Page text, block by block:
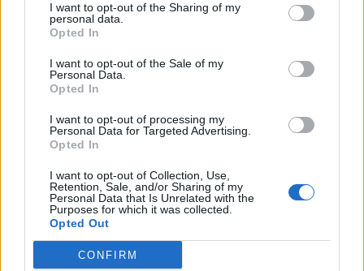
I want to opt-out of the Sharing of my
personal data.
Opted In
I want to opt-out of the Sale of my
Personal Data.
Opted In
I want to opt-out of processing my
Personal Data for Targeted Advertising.
Opted In
I want to opt-out of Collection, Use,
Retention, Sale, and/or Sharing of my
Personal Data that Is Unrelated with the
Purposes for which it was collected.
Opted Out
CONFIRM
dein60 (před měsícem)